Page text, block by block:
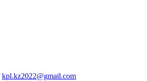
kpl.kz2022@gmail.com